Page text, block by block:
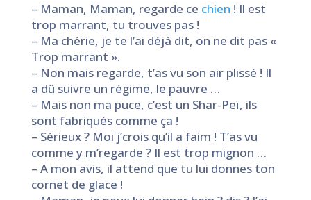
– Maman, Maman, regarde ce chien ! Il est
trop marrant, tu trouves pas !
– Ma chérie, je te l’ai déjà dit, on ne dit pas «
Trop marrant ».
– Non mais regarde, t’as vu son air plissé ! Il
a dû suivre un régime, le pauvre …
– Mais non ma puce, c’est un Shar-Peï, ils
sont fabriqués comme ça !
– Sérieux ? Moi j’crois qu’il a faim ! T’as vu
comme y m’regarde ? Il est trop mignon …
– A mon avis, il attend que tu lui donnes ton
cornet de glace !